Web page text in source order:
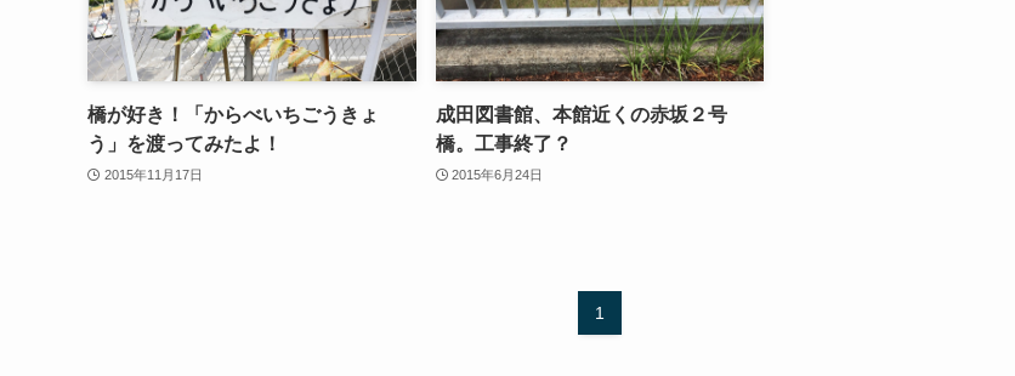
橋が好き！「からべいちごうきょ
う」を渡ってみたよ！
2015年11月17日
成田図書館、本館近くの赤坂２号
橋。工事終了？
2015年6月24日
1